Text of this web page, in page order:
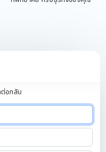
อกลับ